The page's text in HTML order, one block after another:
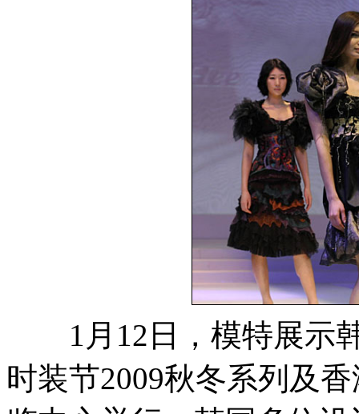
1月12日，模特展示韩
时装节2009秋冬系列及